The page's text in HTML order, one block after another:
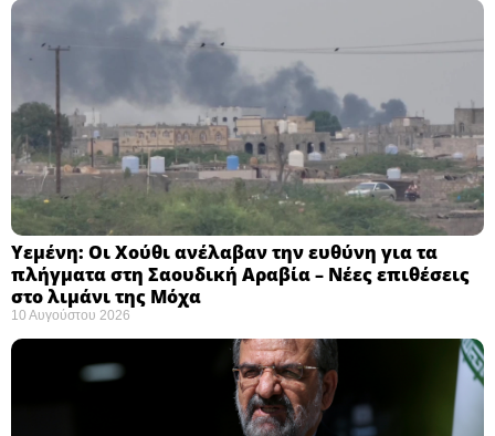
Υεμένη: Οι Χούθι ανέλαβαν την ευθύνη για τα
πλήγματα στη Σαουδική Αραβία – Νέες επιθέσεις
στο λιμάνι της Μόχα ​
10 Αυγούστου 2026